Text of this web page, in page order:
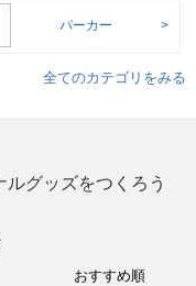
パーカー
全てのカテゴリをみる
グッズをつくろう